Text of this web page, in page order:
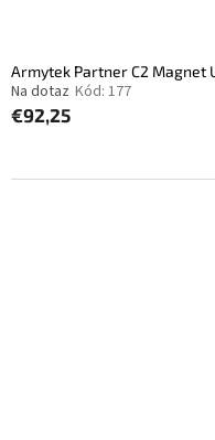
Armytek Partner C2 Magnet
Na dotaz Kód: 177
€92,25